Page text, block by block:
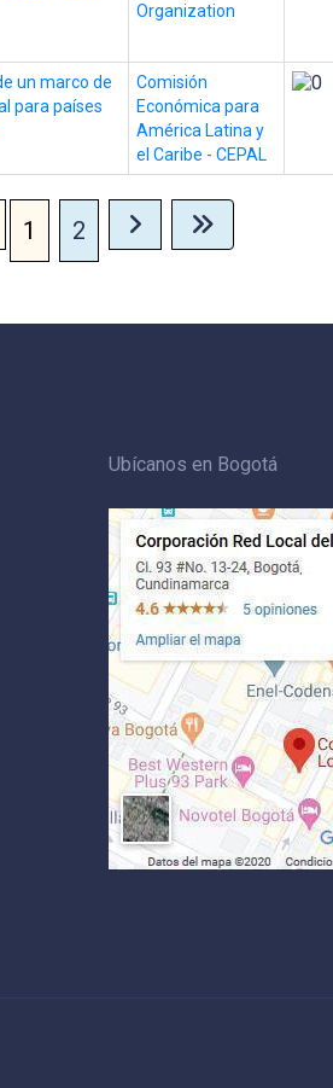
Organization
un marco de
para países
Comisión
Económica para
América Latina y
el Caribe - CEPAL
1 2
Ubícanos en Bogotá